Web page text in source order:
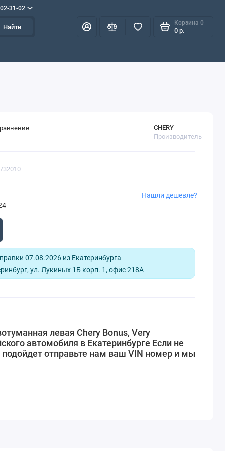
31-02
Найти
Корзина 0
0 р.
CHERY
Производитель
Нашли дешевле?
07.08.2026 из Екатеринбурга
ул. Лукиных 1Б корп. 1, офис 218А
левая Chery Bonus, Very
автомобиля в Екатеринбурге Если не
подойдет отправьте нам ваш VIN номер и мы